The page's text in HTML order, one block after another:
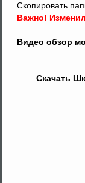
Скопировать
Важно!
Видео обзор
Скачать